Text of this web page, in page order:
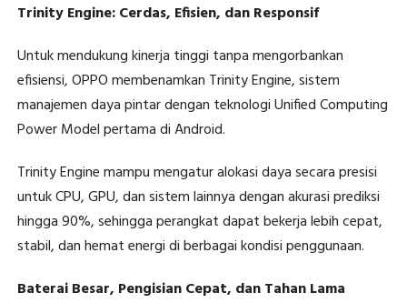
Trinity Engine: Cerdas, Efisien, dan Responsif
Untuk mendukung kinerja tinggi tanpa mengorbankan
efisiensi, OPPO membenamkan Trinity Engine, sistem
manajemen daya pintar dengan teknologi Unified Computing
Power Model pertama di Android.
Trinity Engine mampu mengatur alokasi daya secara presisi
untuk CPU, GPU, dan sistem lainnya dengan akurasi prediksi
hingga 90%, sehingga perangkat dapat bekerja lebih cepat,
stabil, dan hemat energi di berbagai kondisi penggunaan.
Baterai Besar, Pengisian Cepat, dan Tahan Lama